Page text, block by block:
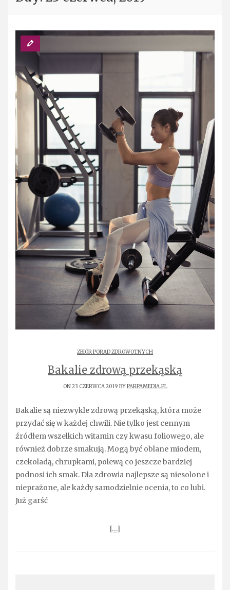
ZBIÓR PORAD ZDROWOTNYCH
Bakalie zdrową przekąską
ON 23 CZERWCA 2019 BYPARPAMEDIA.PL
Bakalie są niezwykle zdrową przekąską, która może
przydać się w każdej chwili. Nie tylko jest cennym
źródłem wszelkich witamin czy kwasu foliowego, ale
również dobrze smakują. Mogą być oblane miodem,
czekoladą, chrupkami, polewą co jeszcze bardziej
podnosi ich smak. Dla zdrowia najlepsze są niesolone i
nieprażone, ale każdy samodzielnie ocenia, to co lubi.
Już garść
[…]